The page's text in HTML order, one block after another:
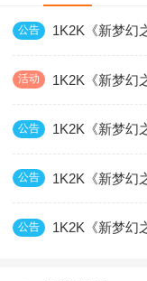
公告 1K2K《新梦幻
活动
公告 1K2K《新梦幻
公告 1K2K《新梦幻
公告 1K2K《新梦幻